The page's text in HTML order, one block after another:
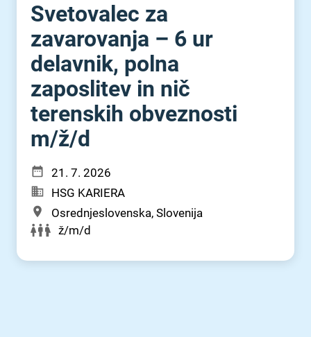
Svetovalec za
zavarovanja – 6 ur
delavnik, polna
zaposlitev in nič
terenskih obveznosti
m⁠/⁠ž⁠/⁠d
21. 7. 2026
HSG KARIERA
Osrednjeslovenska, Slovenija
ž/m/d